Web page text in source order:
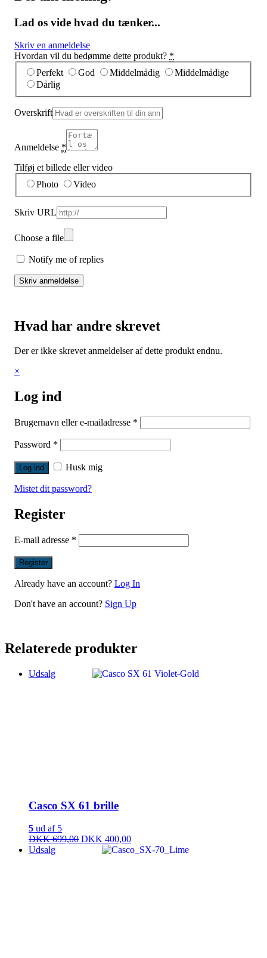
Lad os vide hvad du tænker...
Skriv en anmeldelse
Hvordan vil du bedømme dette produkt? *
Perfekt
God Middelmådig
Middelmådige
Dårlig
Overskrift
Anmeldelse *
Tilføj et billede eller video
Photo
Video
Skriv URL
Choose a file
Notify me of replies
Skriv anmeldelse
Hvad har andre skrevet
Der er ikke skrevet anmeldelser af dette produkt endnu.
×
Log ind
Brugernavn eller e-mailadresse *
Password *
Husk mig
Mistet dit password?
Register
E-mail adresse *
Already have an account? Log In
Don't have an account? Sign Up
Relaterede produkter
Udsalg
Casco SX 61 brille
5 ud af 5
DKK 699,00 DKK 400,00
Udsalg